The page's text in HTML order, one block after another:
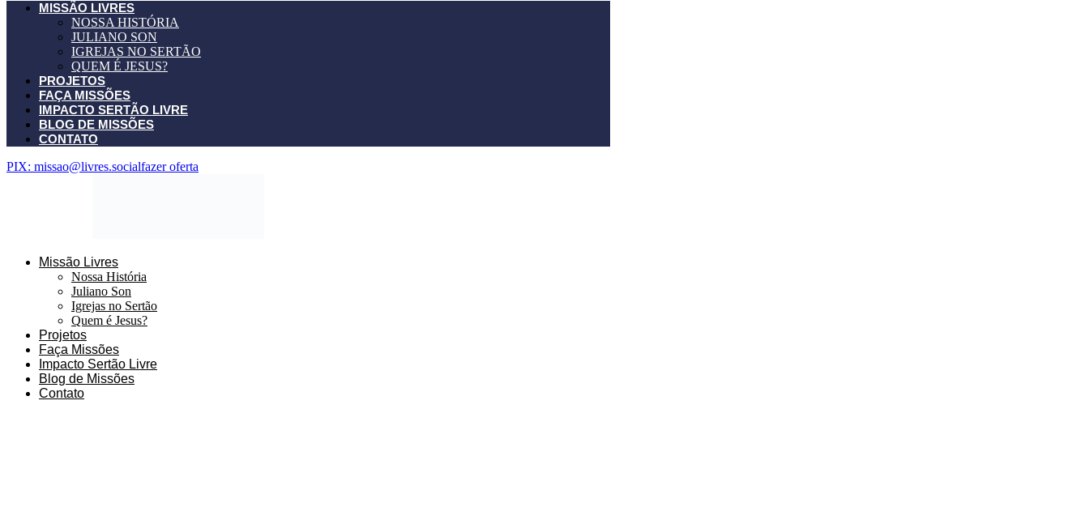
MISSÃO LIVRES
NOSSA HISTÓRIA
JULIANO SON
IGREJAS NO SERTÃO
QUEM É JESUS?
PROJETOS
FAÇA MISSÕES
IMPACTO SERTÃO LIVRE
BLOG DE MISSÕES
CONTATO
PIX: missao@livres.socialfazer oferta
Missão Livres
Nossa História
Juliano Son
Igrejas no Sertão
Quem é Jesus?
Projetos
Faça Missões
Impacto Sertão Livre
Blog de Missões
Contato